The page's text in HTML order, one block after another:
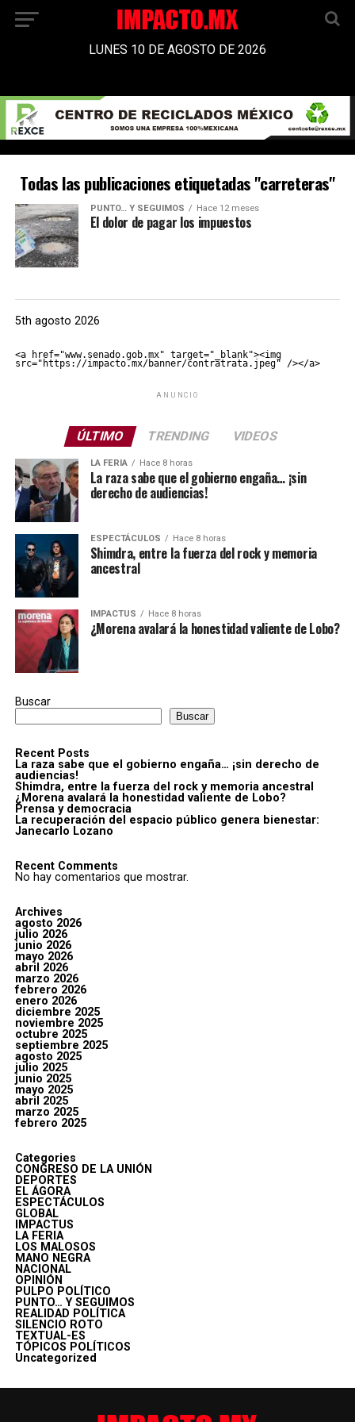
LUNES 10 DE AGOSTO DE 2026
Todas las publicaciones etiquetadas "carreteras"
PUNTO… Y SEGUIMOS Hace 12 meses
El dolor de pagar los impuestos
5th agosto 2026
<a href="www.senado.gob.mx" target="_blank"><img
src="https://impacto.mx/banner/contratrata.jpeg" /></a>
ANUNCIO
ÚLTIMO TRENDING VIDEOS
LA FERIA Hace 8 horas
La raza sabe que el gobierno engaña… ¡sin
derecho de audiencias!
ESPECTÁCULOS Hace 8 horas
Shimdra, entre la fuerza del rock y memoria
ancestral
IMPACTUS Hace 8 horas
¿Morena avalará la honestidad valiente de Lobo?
Buscar
Buscar
Recent Posts
La raza sabe que el gobierno engaña… ¡sin derecho de
audiencias!
Shimdra, entre la fuerza del rock y memoria ancestral
¿Morena avalará la honestidad valiente de Lobo?
Prensa y democracia
La recuperación del espacio público genera bienestar:
Janecarlo Lozano
Recent Comments
No hay comentarios que mostrar.
Archives
agosto 2026
julio 2026
junio 2026
mayo 2026
abril 2026
marzo 2026
febrero 2026
enero 2026
diciembre 2025
noviembre 2025
octubre 2025
septiembre 2025
agosto 2025
julio 2025
junio 2025
mayo 2025
abril 2025
marzo 2025
febrero 2025
Categories
CONGRESO DE LA UNIÓN
DEPORTES
EL ÁGORA
ESPECTÁCULOS
GLOBAL
IMPACTUS
LA FERIA
LOS MALOSOS
MANO NEGRA
NACIONAL
OPINIÓN
PULPO POLÍTICO
PUNTO… Y SEGUIMOS
REALIDAD POLÍTICA
SILENCIO ROTO
TEXTUAL-ES
TÓPICOS POLÍTICOS
Uncategorized